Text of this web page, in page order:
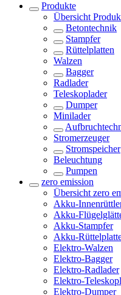
Produkte
Übersicht
Betontechnik
Stampfer
Rüttelplatten
Walzen
Bagger
Radlader
Teleskoplader
Dumper
Minilader
Stromerzeuger
Stromspeicher
Beleuchtung
Pumpen
zero emission
Übersicht zero
Akku-
Akku-
Akku-Stampfer
Akku-
Elektro-Walzen
Elektro-Bagger
Elektro-Radlader
Elektro-
Elektro-Dumper